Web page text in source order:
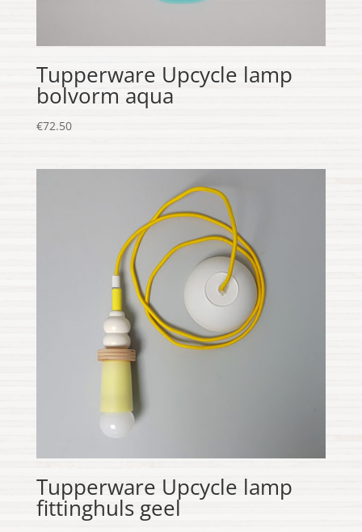
Tupperware Upcycle lamp
bolvorm aqua
€72.50
Tupperware Upcycle lamp
fittinghuls geel